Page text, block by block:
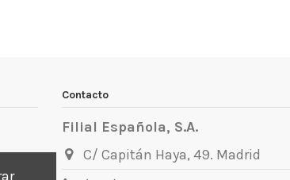
Contacto
Filial Española, S.A.
C/ Capitán Haya, 49. Madrid